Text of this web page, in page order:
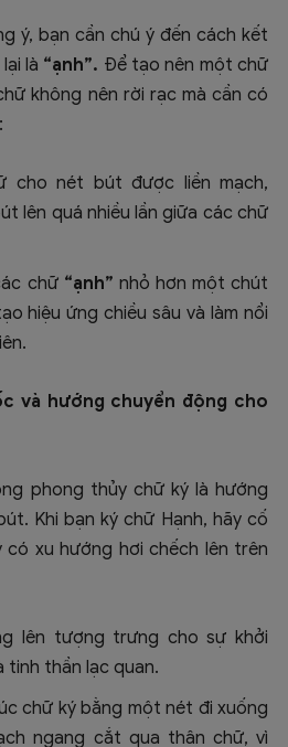
ý, bạn cần chú ý đến cách kết
là “ạnh”. Để tạo nên một chữ
không nên rời rạc mà cần có
cho nét bút được liền mạch,
lên quá nhiều lần giữa các chữ
chữ “ạnh” nhỏ hơn một chút
hiệu ứng chiều sâu và làm nổi
và hướng chuyển động cho
phong thủy chữ ký là hướng
Khi bạn ký chữ Hạnh, hãy cố
có xu hướng hơi chếch lên trên
lên tượng trưng cho sự khởi
tinh thần lạc quan.
chữ ký bằng một nét đi xuống
ngang cắt qua thân chữ, vì